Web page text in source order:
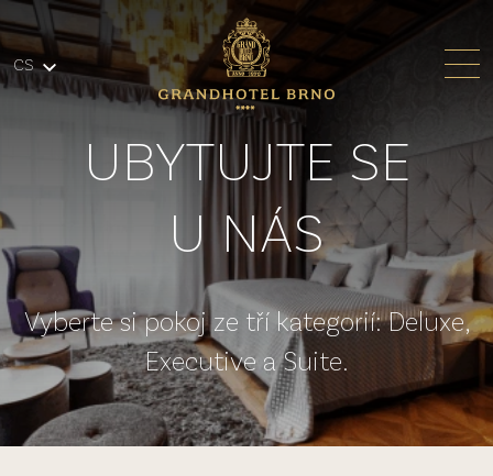
Přeskočit na hlavní obsah
CS
UBYTUJTE SE
U NÁS
Vyberte si pokoj ze tří kategorií: Deluxe,
Executive a Suite.